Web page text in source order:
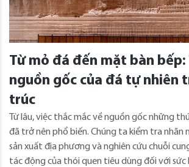
Từ mỏ đá đến mặt bàn bếp:
nguồn gốc của đá tự nhiên
trúc
Từ lâu, việc thắc mắc về nguồn gốc những
đã trở nên phổ biến. Chúng ta kiểm tra nhãn
sản xuất địa phương và nghiên cứu chuỗi
tác động của thói quen tiêu dùng đối với sức